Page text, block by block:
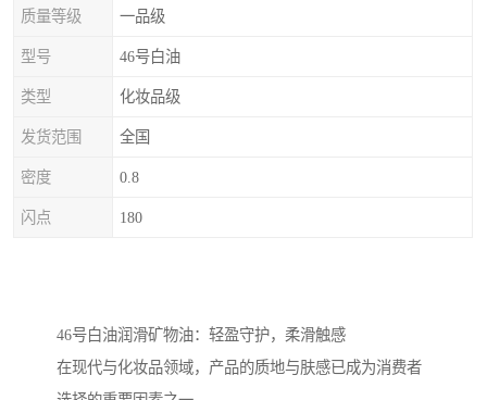
质量等级 一品级
型号 46号白油
类型 化妆品级
发货范围 全国
密度 0.8
闪点 180
46号白油润滑矿物油：轻盈守护，柔滑触感
在现代与化妆品领域，产品的质地与肤感已成为消费者